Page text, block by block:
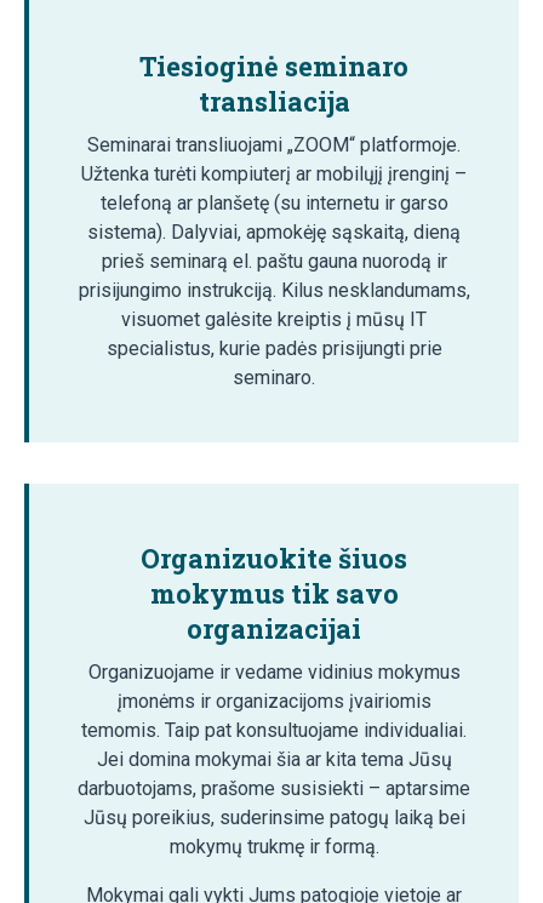
Tiesioginė seminaro
transliacija
Seminarai transliuojami „ZOOM“ platformoje.
Užtenka turėti kompiuterį ar mobilųjį įrenginį –
telefoną ar planšetę (su internetu ir garso
sistema). Dalyviai, apmokėję sąskaitą, dieną
prieš seminarą el. paštu gauna nuorodą ir
prisijungimo instrukciją. Kilus nesklandumams,
visuomet galėsite kreiptis į mūsų IT
specialistus, kurie padės prisijungti prie
seminaro.
Organizuokite šiuos
mokymus tik savo
organizacijai
Organizuojame ir vedame vidinius mokymus
įmonėms ir organizacijoms įvairiomis
temomis. Taip pat konsultuojame individualiai.
Jei domina mokymai šia ar kita tema Jūsų
darbuotojams, prašome susisiekti – aptarsime
Jūsų poreikius, suderinsime patogų laiką bei
mokymų trukmę ir formą.
Mokymai gali vykti Jums patogioje vietoje ar